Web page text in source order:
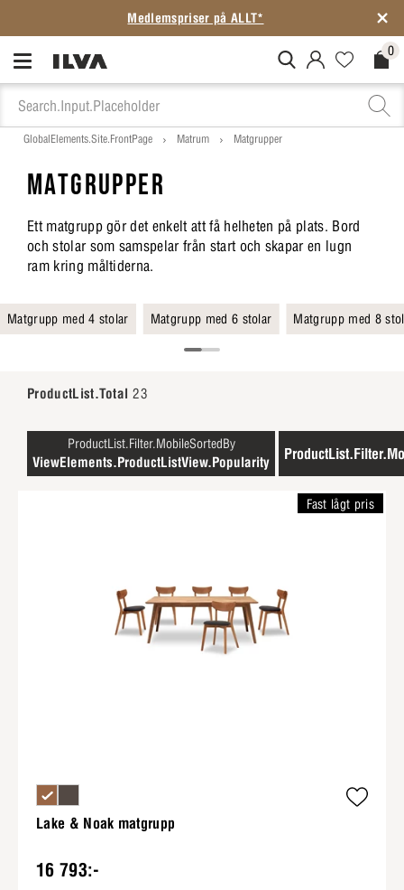
Medlemspriser på ALLT*
MitIlva.Login 0
GlobalElements.Site.FrontPage Matrum Matgrupper
MATGRUPPER
Ett matgrupp gör det enkelt att få helheten på plats. Bord
och stolar som samspelar från start och skapar en lugn
ram kring måltiderna.
Matgrupp med 4 stolar Matgrupp med 6 stolar Matgrupp med 8
ProductList.Total 23
ProductList.Filter.MobileSortedBy
ViewElements.ProductListView.Popularity
Lake & Noak matgrupp
16 793:-
Fast lågt pris